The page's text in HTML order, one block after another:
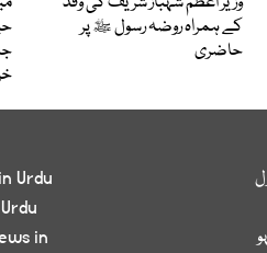
کے ہمراہ روضہ رسول ﷺ پر
حاضری
Urdu
in